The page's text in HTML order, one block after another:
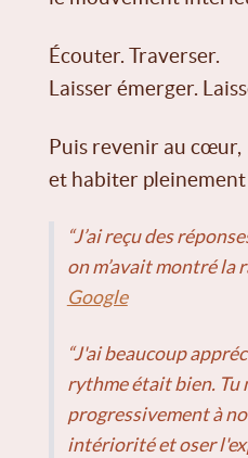
Écouter. Traverser.
Laisser émerger.
Puis revenir au cœur,
et habiter pleinement
“J’ai reçu des
on m’avait montré la
Google
“J'ai beaucoup
rythme était bien. Tu
progressivement à
intériorité et oser